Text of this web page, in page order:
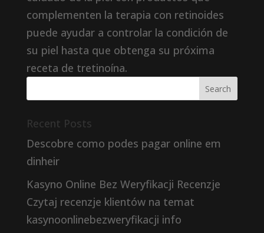
complementen la terapia con retinoides
puede ayudar a controlar la condición de
su piel hasta que obtenga su próxima
receta de tretinoína.
Recent Posts
Descobre como podes pagar online em
dinheir
Kasyno Online Bez Weryfikacji Recenzje
Czytaj recenzje klientów na temat
kasynoonlinebezweryfikacji info